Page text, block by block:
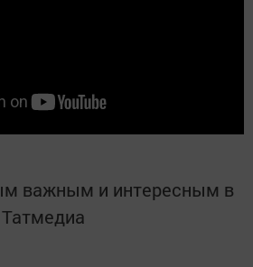
важным и интересным в
Татмедиа